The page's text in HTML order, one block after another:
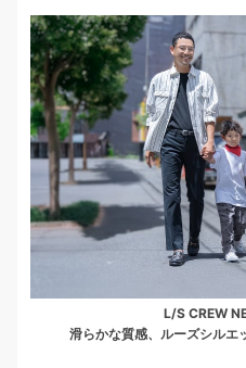
L/S CREW
滑らかな質感、ルーズシルエ